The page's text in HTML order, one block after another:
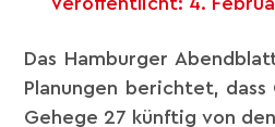
Das Hamburger
Planungen berichtet,
Gehege 27 künftig von